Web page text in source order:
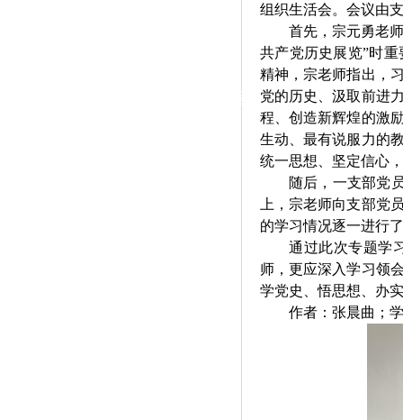
工会活动
组织生活会。会议由
首先，宗元勇老
共产党历史展览”时
精神，宗老师指出，
党的历史、汲取前进
程、创造新辉煌的激
生动、最有说服力的
统一思想、坚定信心
随后，一支部党
上，宗老师向支部党
的学习情况逐一进行
通过此次专题学
师，更应深入学习领
学党史、悟思想、办
作者： 张晨曲 ；